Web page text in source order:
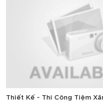
Thiết Kế - Thi Công Tiệm